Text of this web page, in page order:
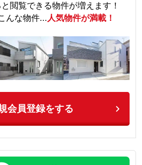
閲覧できる物件が増えます！
んな物件...人気物件が満載！
会員登録をする